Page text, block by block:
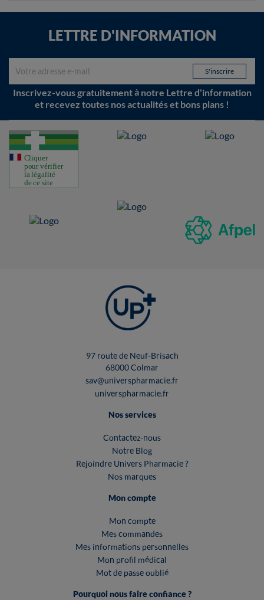
LETTRE D'INFORMATION
Inscrivez-vous gratuitement à notre Lettre d'information
et recevez toutes nos actualités et bons plans !
97 route de Neuf-Brisach
68000 Colmar
sav@universpharmacie.fr
universpharmacie.fr
Nos services
Contactez-nous
Notre Blog
Rejoindre Univers Pharmacie ?
Nos marques
Mon compte
Mon compte
Mes commandes
Mes informations personnelles
Mon profil médical
Mot de passe oublié
Pourquoi nous faire confiance ?